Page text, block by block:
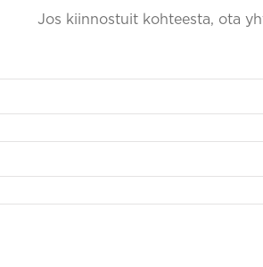
Jos kiinnostuit kohteesta, ota